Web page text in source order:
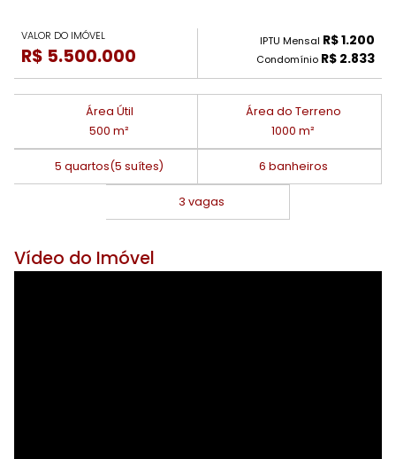
VALOR DO IMÓVEL
R$ 5.500.000
IPTU Mensal R$ 1.200
Condomínio R$ 2.833
Área Útil
500 m²
Área do Terreno
1000 m²
5 quartos(5 suítes) 6 banheiros
3 vagas
Vídeo do Imóvel